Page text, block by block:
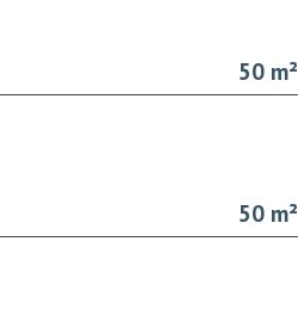
50 m²
50 m²